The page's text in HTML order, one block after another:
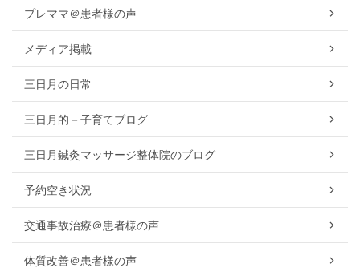
プレママ＠患者様の声
メディア掲載
三日月の日常
三日月的－子育てブログ
三日月鍼灸マッサージ整体院のブログ
予約空き状況
交通事故治療＠患者様の声
体質改善＠患者様の声